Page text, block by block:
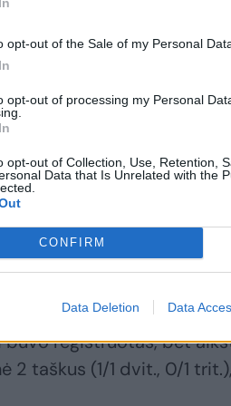
opt-out of the Sale of my Personal
opt-out of processing my Personal
opt-out of Collection, Use, Retention,
Data that Is Unrelated with the
CONFIRM
Data Deletion Data
nesisekė to daryti.
per kelias
tik 35 sek. išsigelbėti.
prarado kamuolį ir
paskutinieji du mačo
lygos finalo ketverte,
buvo registruotas, bet
2 taškus (1/1 dvit., 0/1